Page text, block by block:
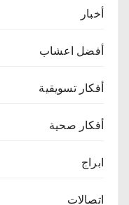
أخبار
أفضل اعشاب
أفكار تسويقية
أفكار صحية
ابراج
اتصالات